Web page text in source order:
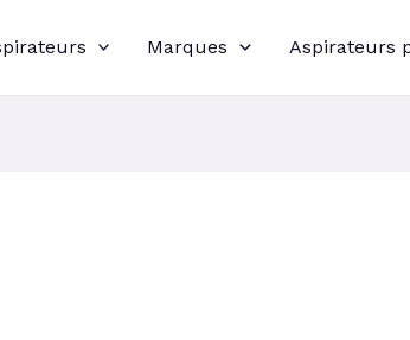
Marques Aspirateurs